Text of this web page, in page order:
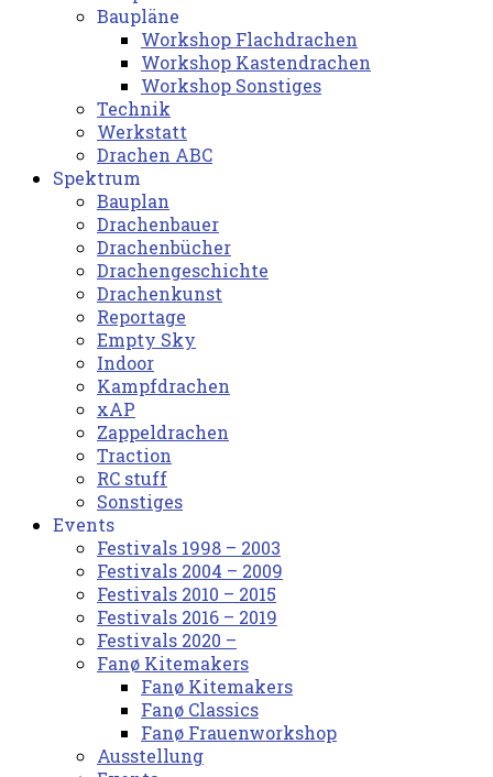
Baupläne
Workshop Flachdrachen
Workshop Kastendrachen
Workshop Sonstiges
Technik
Werkstatt
Drachen ABC
Spektrum
Bauplan
Drachenbauer
Drachenbücher
Drachengeschichte
Drachenkunst
Reportage
Empty Sky
Indoor
Kampfdrachen
xAP
Zappeldrachen
Traction
RC stuff
Sonstiges
Events
Festivals 1998 – 2003
Festivals 2004 – 2009
Festivals 2010 – 2015
Festivals 2016 – 2019
Festivals 2020 –
Fanø Kitemakers
Fanø Kitemakers
Fanø Classics
Fanø Frauenworkshop
Ausstellung